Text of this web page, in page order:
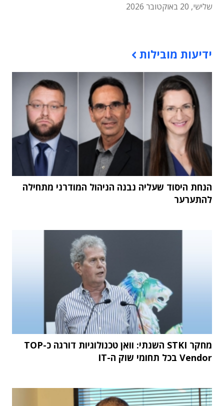
שלישי, 20 באוקטובר 2026
ידיעות מובילות
הנחת היסוד שעליה נבנה הניהול המודרני מתחילה
להתערער
מחקר STKI השנתי: וואן טכנולוגיות דורגה כ-TOP
Vendor בכל תחומי שוק ה-IT